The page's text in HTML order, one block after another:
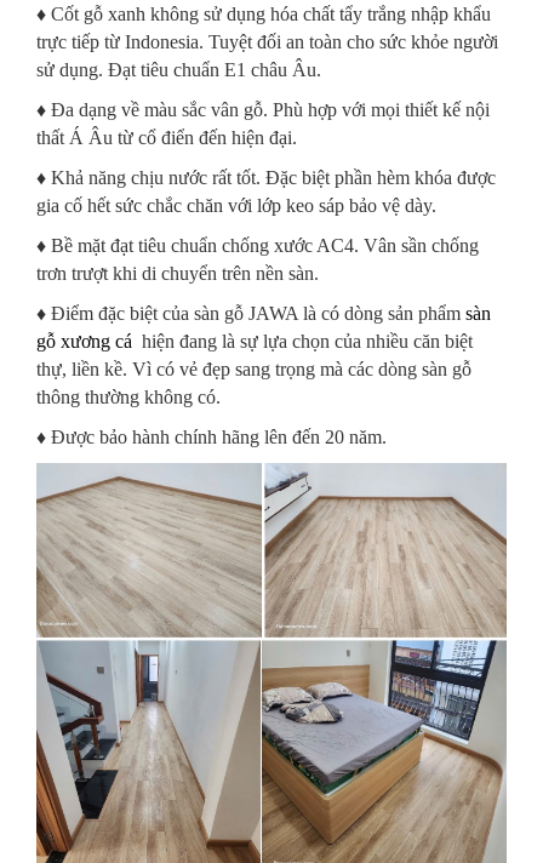
♦ Cốt gỗ xanh không sử dụng hóa chất tẩy trắng nhập khẩu
trực tiếp từ Indonesia. Tuyệt đối an toàn cho sức khỏe người
sử dụng. Đạt tiêu chuẩn E1 châu Âu.
♦ Đa dạng về màu sắc vân gỗ. Phù hợp với mọi thiết kế nội
thất Á Âu từ cổ điển đến hiện đại.
♦ Khả năng chịu nước rất tốt. Đặc biệt phần hèm khóa được
gia cố hết sức chắc chăn với lớp keo sáp bảo vệ dày.
♦ Bề mặt đạt tiêu chuẩn chống xước AC4. Vân sần chống
trơn trượt khi di chuyển trên nền sàn.
♦ Điểm đặc biệt của sàn gỗ JAWA là có dòng sản phẩm sàn
gỗ xương cá hiện đang là sự lựa chọn của nhiều căn biệt
thự, liền kề. Vì có vẻ đẹp sang trọng mà các dòng sàn gỗ
thông thường không có.
♦ Được bảo hành chính hãng lên đến 20 năm.